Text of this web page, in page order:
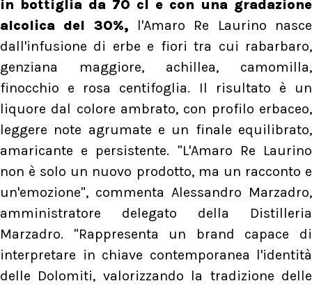
in bottiglia da 70 cl e con una gradazione
alcolica del 30%, l'Amaro Re Laurino nasce
dall'infusione di erbe e fiori tra cui rabarbaro,
genziana maggiore, achillea, camomilla,
finocchio e rosa centifoglia. Il risultato è un
liquore dal colore ambrato, con profilo erbaceo,
leggere note agrumate e un finale equilibrato,
amaricante e persistente. "L'Amaro Re Laurino
non è solo un nuovo prodotto, ma un racconto e
un'emozione", commenta Alessandro Marzadro,
amministratore delegato della Distilleria
Marzadro. "Rappresenta un brand capace di
interpretare in chiave contemporanea l'identità
delle Dolomiti, valorizzando la tradizione delle